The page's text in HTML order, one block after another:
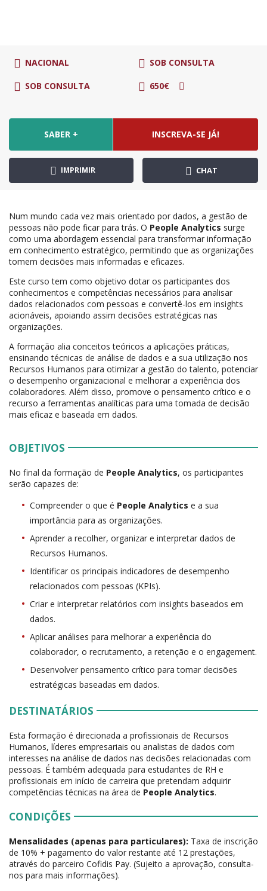
NACIONAL SOB CONSULTA
SOB CONSULTA 650€
SABER + INSCREVA-SE JÁ!
IMPRIMIR CHAT
Num mundo cada vez mais orientado por dados, a gestão de
pessoas não pode ficar para trás. O People Analytics surge
como uma abordagem essencial para transformar informação
em conhecimento estratégico, permitindo que as organizações
tomem decisões mais informadas e eficazes.
Este curso tem como objetivo dotar os participantes dos
conhecimentos e competências necessários para analisar
dados relacionados com pessoas e convertê-los em insights
acionáveis, apoiando assim decisões estratégicas nas
organizações.
A formação alia conceitos teóricos a aplicações práticas,
ensinando técnicas de análise de dados e a sua utilização nos
Recursos Humanos para otimizar a gestão do talento, potenciar
o desempenho organizacional e melhorar a experiência dos
colaboradores. Além disso, promove o pensamento crítico e o
recurso a ferramentas analíticas para uma tomada de decisão
mais eficaz e baseada em dados.
OBJETIVOS
No final da formação de People Analytics, os participantes
serão capazes de:
Compreender o que é People Analytics e a sua
importância para as organizações.
Aprender a recolher, organizar e interpretar dados de
Recursos Humanos.
Identificar os principais indicadores de desempenho
relacionados com pessoas (KPIs).
Criar e interpretar relatórios com insights baseados em
dados.
Aplicar análises para melhorar a experiência do
colaborador, o recrutamento, a retenção e o engagement.
Desenvolver pensamento crítico para tomar decisões
estratégicas baseadas em dados.
DESTINATÁRIOS
Esta formação é direcionada a profissionais de Recursos
Humanos, líderes empresariais ou analistas de dados com
interesses na análise de dados nas decisões relacionadas com
pessoas. É também adequada para estudantes de RH e
profissionais em início de carreira que pretendam adquirir
competências técnicas na área de People Analytics.
CONDIÇÕES
Mensalidades (apenas para particulares): Taxa de inscrição
de 10% + pagamento do valor restante até 12 prestações,
através do parceiro Cofidis Pay. (Sujeito a aprovação, consulta-
nos para mais informações).